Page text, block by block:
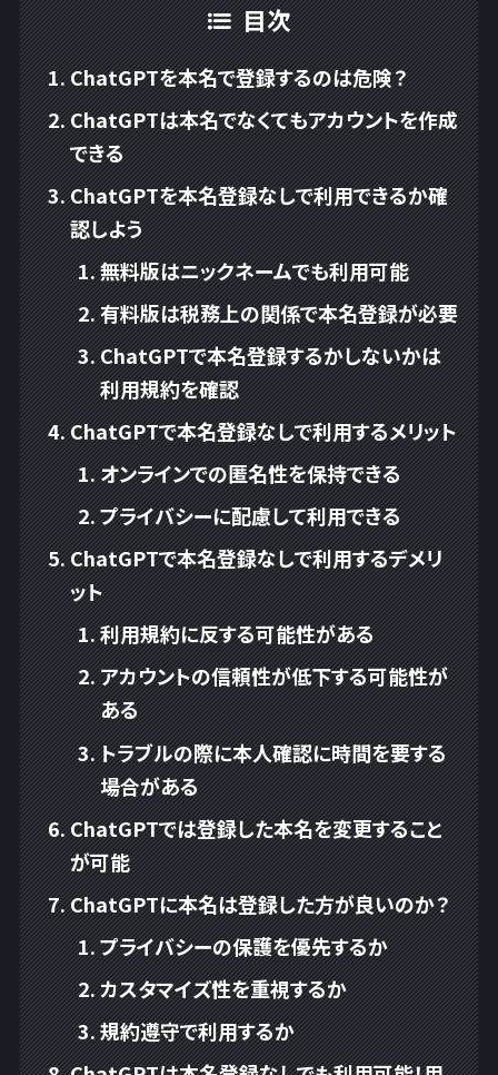
目次
ChatGPTを本名で登録するのは危険？
ChatGPTは本名でなくてもアカウントを作成
できる
ChatGPTを本名登録なしで利用できるか確
認しよう
無料版はニックネームでも利用可能
有料版は税務上の関係で本名登録が必要
ChatGPTで本名登録するかしないかは
利用規約を確認
ChatGPTで本名登録なしで利用するメリット
オンラインでの匿名性を保持できる
プライバシーに配慮して利用できる
ChatGPTで本名登録なしで利用するデメリ
ット
利用規約に反する可能性がある
アカウントの信頼性が低下する可能性が
ある
トラブルの際に本人確認に時間を要する
場合がある
ChatGPTでは登録した本名を変更すること
が可能
ChatGPTに本名は登録した方が良いのか？
プライバシーの保護を優先するか
カスタマイズ性を重視するか
規約遵守で利用するか